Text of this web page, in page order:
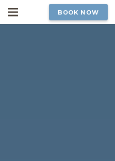
BOOK NOW